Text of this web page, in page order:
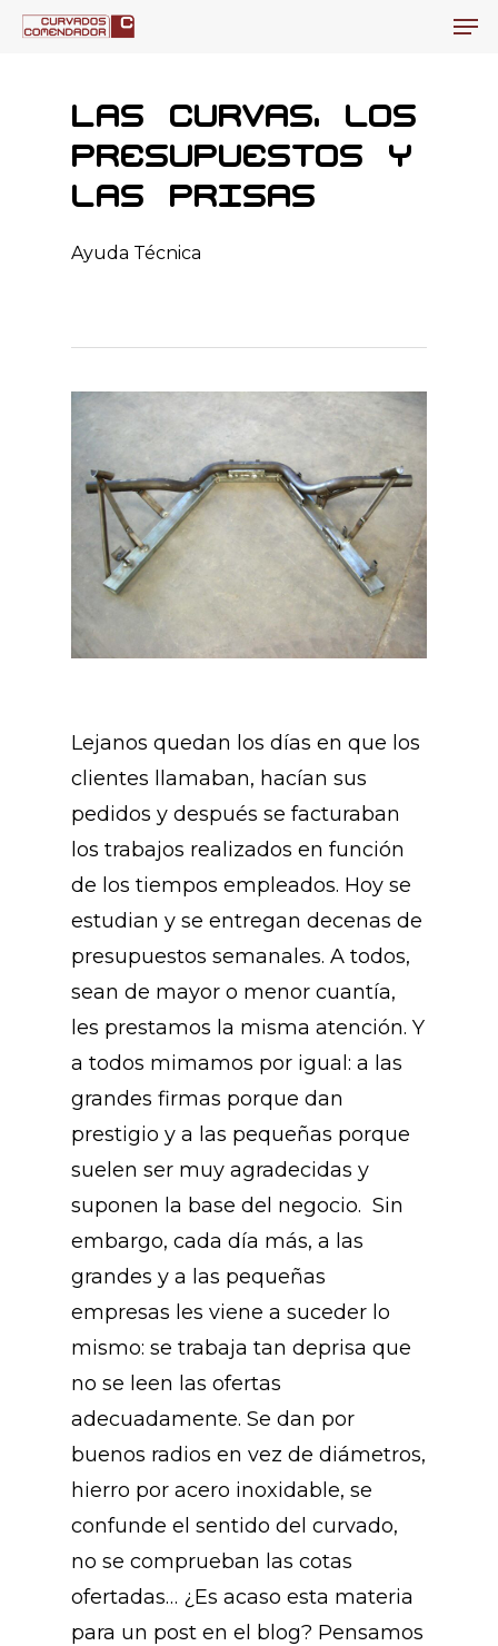
Skip
contentLas curvas, los
presupuestos y
las prisas
Ayuda Técnica
Lejanos quedan los días en que los
clientes llamaban, hacían sus
pedidos y después se facturaban
los trabajos realizados en función
de los tiempos empleados. Hoy se
estudian y se entregan decenas de
presupuestos semanales. A todos,
sean de mayor o menor cuantía,
les prestamos la misma atención. Y
a todos mimamos por igual: a las
grandes firmas porque dan
prestigio y a las pequeñas porque
suelen ser muy agradecidas y
suponen la base del negocio. Sin
embargo, cada día más, a las
grandes y a las pequeñas
empresas les viene a suceder lo
mismo: se trabaja tan deprisa que
no se leen las ofertas
adecuadamente. Se dan por
buenos radios en vez de diámetros,
hierro por acero inoxidable, se
confunde el sentido del curvado,
no se comprueban las cotas
ofertadas… ¿Es acaso esta materia
para un post en el blog? Pensamos